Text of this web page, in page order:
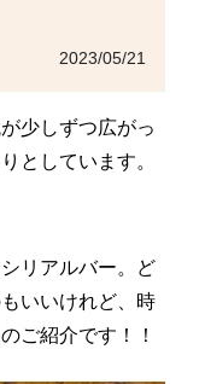
2023/05/21
少しずつ広がっ
としています。
リアルバー。ど
いいけれど、時
ご紹介です！！